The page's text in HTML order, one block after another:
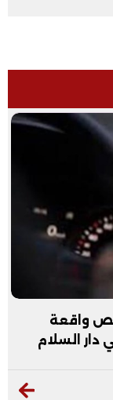
فيديو
عبد الله
فيديو